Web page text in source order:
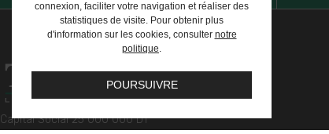
Capital Social 25 000 000 DT
connexion, faciliter votre navigation et réaliser des
statistiques de visite. Pour obtenir plus
d'information sur les cookies, consulter notre
politique.
POURSUIVRE